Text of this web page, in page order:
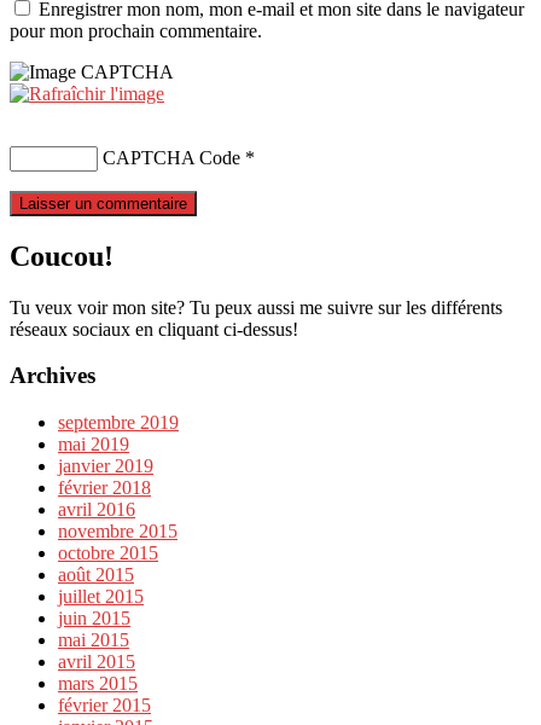
Enregistrer mon nom, mon e-mail et mon site dans le navigateur
pour mon prochain commentaire.
CAPTCHA Code *
Coucou!
Tu veux voir mon site? Tu peux aussi me suivre sur les différents
réseaux sociaux en cliquant ci-dessus!
Archives
septembre 2019
mai 2019
janvier 2019
février 2018
avril 2016
novembre 2015
octobre 2015
août 2015
juillet 2015
juin 2015
mai 2015
avril 2015
mars 2015
février 2015